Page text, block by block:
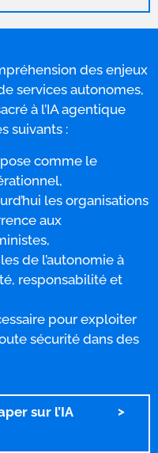
des enjeux
services autonomes,
à l’IA agentique
suivants :
comme le
les organisations
aux
de l’autonomie à
responsabilité et
pour exploiter
sécurité dans des
sur l’IA